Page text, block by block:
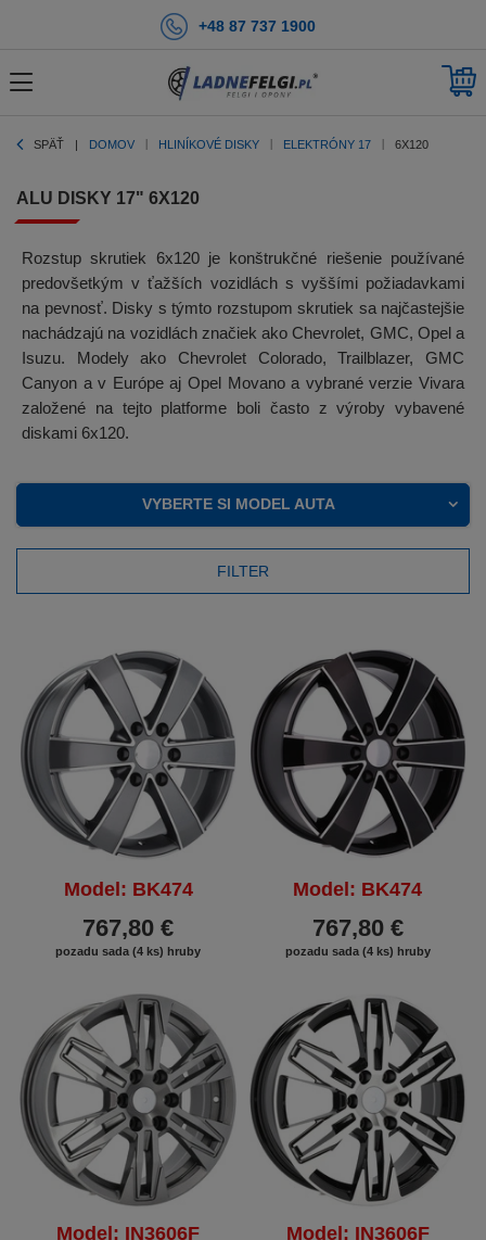
+48 87 737 1900
SPÄŤ DOMOV HLINÍKOVÉ DISKY ELEKTRÓNY 17 6X120
ALU DISKY 17" 6X120
Rozstup skrutiek 6x120 je konštrukčné riešenie používané
predovšetkým v ťažších vozidlách s vyššími požiadavkami
na pevnosť. Disky s týmto rozstupom skrutiek sa najčastejšie
nachádzajú na vozidlách značiek ako Chevrolet, GMC, Opel a
Isuzu. Modely ako Chevrolet Colorado, Trailblazer, GMC
Canyon a v Európe aj Opel Movano a vybrané verzie Vivara
založené na tejto platforme boli často z výroby vybavené
diskami 6x120.
VYBERTE SI MODEL AUTA
FILTER
Model: BK474
767,80 €
pozadu sada (4 ks) hruby
Model: BK474
767,80 €
pozadu sada (4 ks) hruby
Model: IN3606F Model: IN3606F